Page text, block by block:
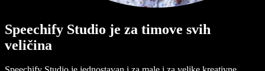
Speechify Studio je za timove svih
veličina